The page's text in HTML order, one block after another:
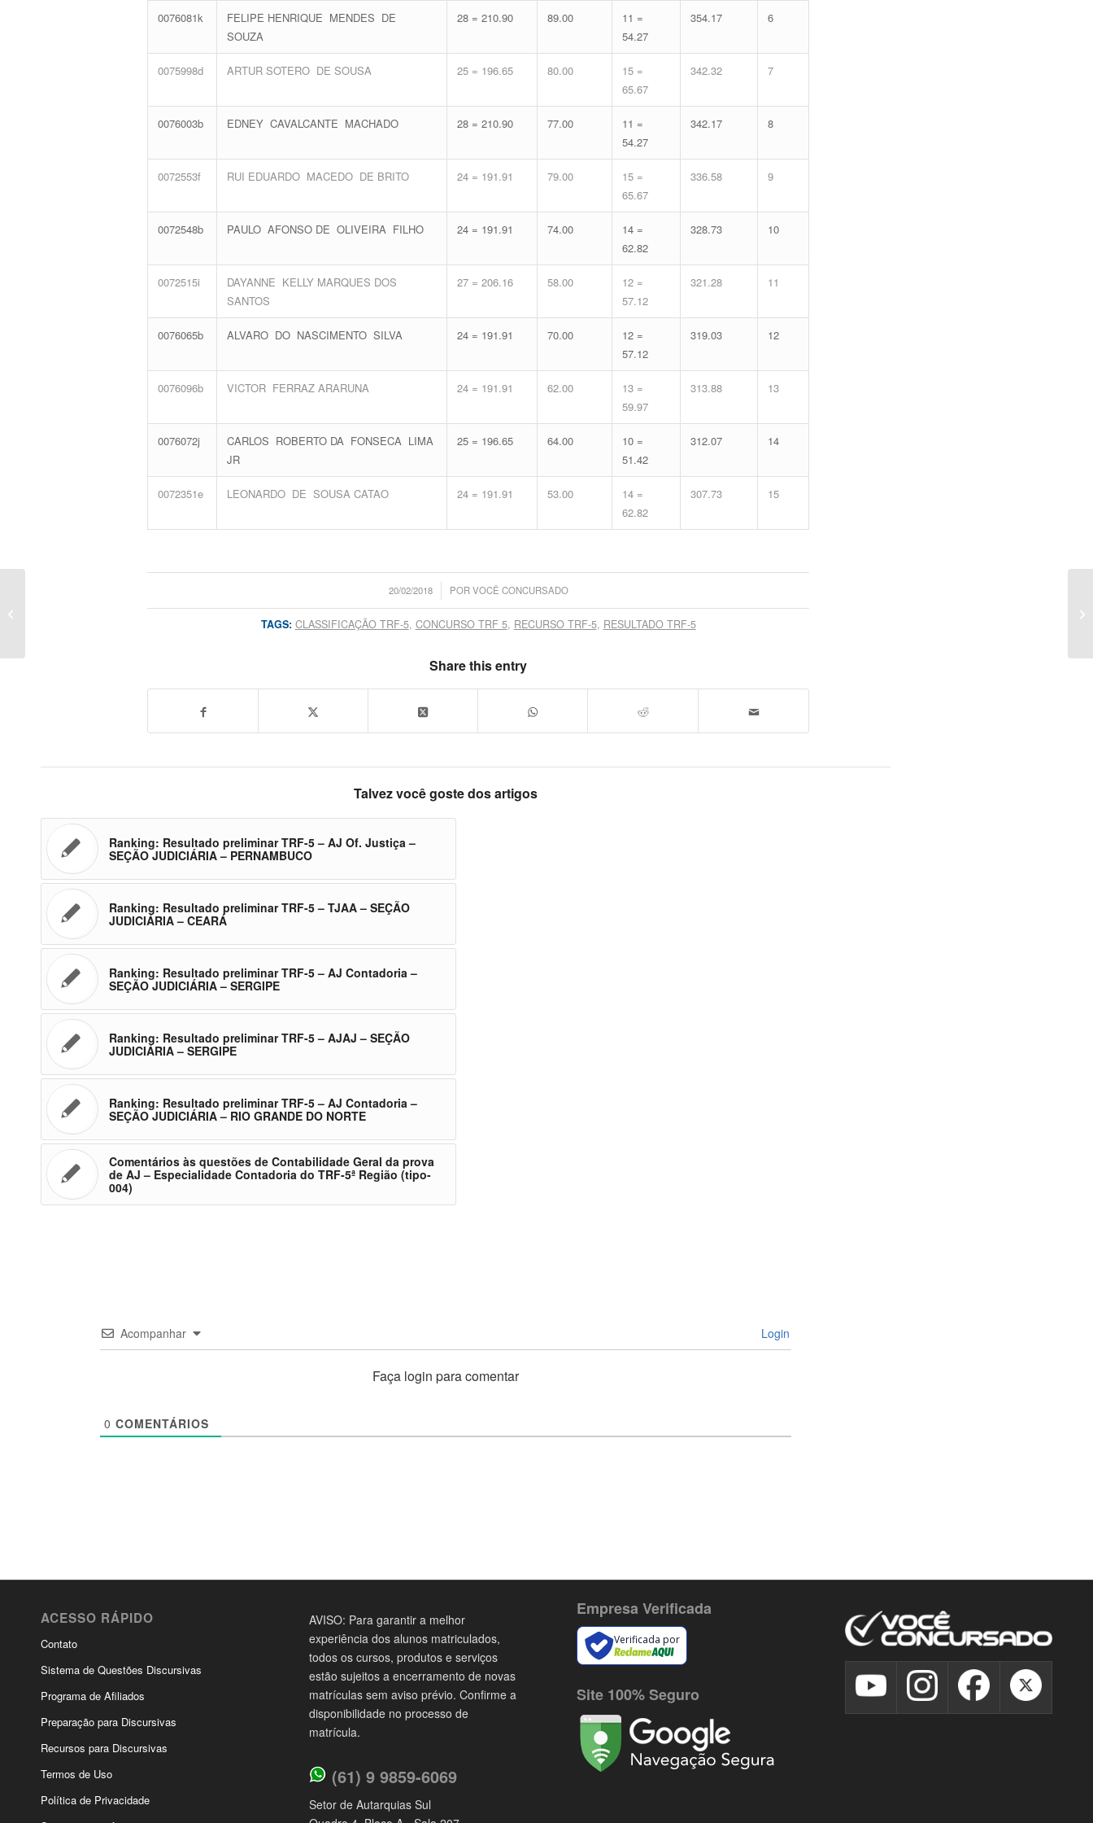
0076081k
FELIPE HENRIQUE MENDES DE
SOUZA
28 = 210.90 89.00
11 =
54.27
354.17 6
0075998d ARTUR SOTERO DE SOUSA 25 = 196.65 80.00
15 =
65.67
342.32 7
0076003b EDNEY CAVALCANTE MACHADO 28 = 210.90 77.00
11 =
54.27
342.17 8
0072553f RUI EDUARDO MACEDO DE BRITO 24 = 191.91 79.00
15 =
65.67
336.58 9
0072548b PAULO AFONSO DE OLIVEIRA FILHO 24 = 191.91 74.00
14 =
62.82
328.73 10
0072515i
DAYANNE KELLY MARQUES DOS
SANTOS
27 = 206.16 58.00
12 =
57.12
321.28 11
0076065b ALVARO DO NASCIMENTO SILVA 24 = 191.91 70.00
12 =
57.12
319.03 12
0076096b VICTOR FERRAZ ARARUNA 24 = 191.91 62.00
13 =
59.97
313.88 13
0076072j
CARLOS ROBERTO DA FONSECA LIMA
JR
25 = 196.65 64.00
10 =
51.42
312.07 14
0072351e LEONARDO DE SOUSA CATAO 24 = 191.91 53.00
14 =
62.82
307.73 15
20/02/2018
/ PORVOCÊ CONCURSADO
TAGS: CLASSIFICAÇÃO TRF-5, CONCURSO TRF 5, RECURSO TRF-5, RESULTADO TRF-5
Share this entry
Talvez você goste dos artigos
Ranking: Resultado preliminar TRF-5 – AJ Of. Justiça –
SEÇÃO JUDICIÁRIA – PERNAMBUCO
Ranking: Resultado preliminar TRF-5 – TJAA – SEÇÃO
JUDICIÁRIA – CEARÁ
Ranking: Resultado preliminar TRF-5 – AJ Contadoria –
SEÇÃO JUDICIÁRIA – SERGIPE
Ranking: Resultado preliminar TRF-5 – AJAJ – SEÇÃO
JUDICIÁRIA – SERGIPE
Ranking: Resultado preliminar TRF-5 – AJ Contadoria –
SEÇÃO JUDICIÁRIA – RIO GRANDE DO NORTE
Comentários às questões de Contabilidade Geral da prova
de AJ – Especialidade Contadoria do TRF-5ª Região (tipo-
004)
Acompanhar Login
Faça login para comentar
0 COMENTÁRIOS
ACESSO RÁPIDO
Contato
Sistema de Questões Discursivas
Programa de Afiliados
Preparação para Discursivas
Recursos para Discursivas
Termos de Uso
Política de Privacidade
AVISO: Para garantir a melhor
experiência dos alunos matriculados,
todos os cursos, produtos e serviços
estão sujeitos a encerramento de novas
matrículas sem aviso prévio. Confirme a
disponibilidade no processo de
matrícula.
(61) 9 9859-6069
Setor de Autarquias Sul
Empresa Verificada
Verificada por
Site 100% Seguro
– AJ Contadoria – SEÇÃO
–